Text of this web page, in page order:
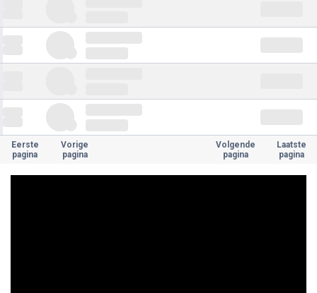
Eerste
pagina
Vorige
pagina
Volgende
pagina
Laatste
pagina